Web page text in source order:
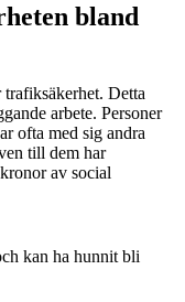
bland
Detta
arbete. Personer
ofta med sig andra
till dem har
av social
kan ha hunnit bli